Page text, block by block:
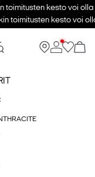
toimitusten kesto voi
toimitusten kesto